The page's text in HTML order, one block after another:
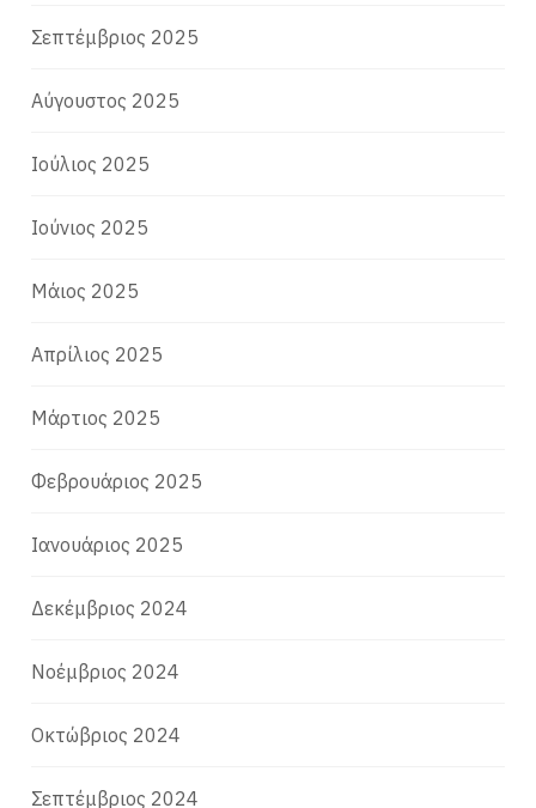
Σεπτέμβριος 2025
Αύγουστος 2025
Ιούλιος 2025
Ιούνιος 2025
Μάιος 2025
Απρίλιος 2025
Μάρτιος 2025
Φεβρουάριος 2025
Ιανουάριος 2025
Δεκέμβριος 2024
Νοέμβριος 2024
Οκτώβριος 2024
Σεπτέμβριος 2024